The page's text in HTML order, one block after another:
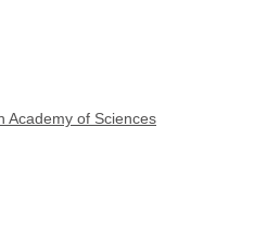
Academy of Sciences